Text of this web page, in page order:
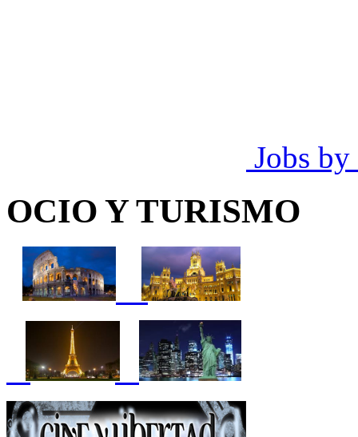
Jobs by
OCIO Y TURISMO